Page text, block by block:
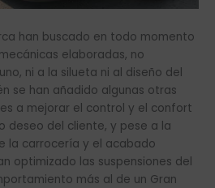
han buscado en todo momento
elaboradas, no
ni a la silueta ni al diseño del
se han añadido algunas otras
a mejorar el control y el confort
deseo del cliente, y pese a la
la carrocería y el acabado
optimizado las suspensiones del
más al de un Gran